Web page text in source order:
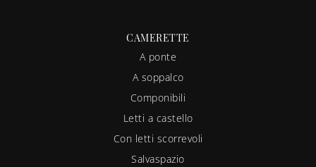
CAMERETTE
A ponte
A soppalco
Componibili
Letti a castello
Con letti scorrevoli
Salvaspazio